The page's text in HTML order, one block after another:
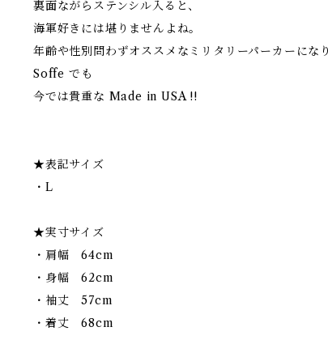
裏面ながらステンシル入ると、
海軍好きには堪りませんよね。
年齢や性別問わずオススメなミリタリーパーカーにな
Soffe でも
今では貴重な Made in USA !!
★表記サイズ
・L
★実寸サイズ
・肩幅 64cm
・身幅 62cm
・袖丈 57cm
・着丈 68cm